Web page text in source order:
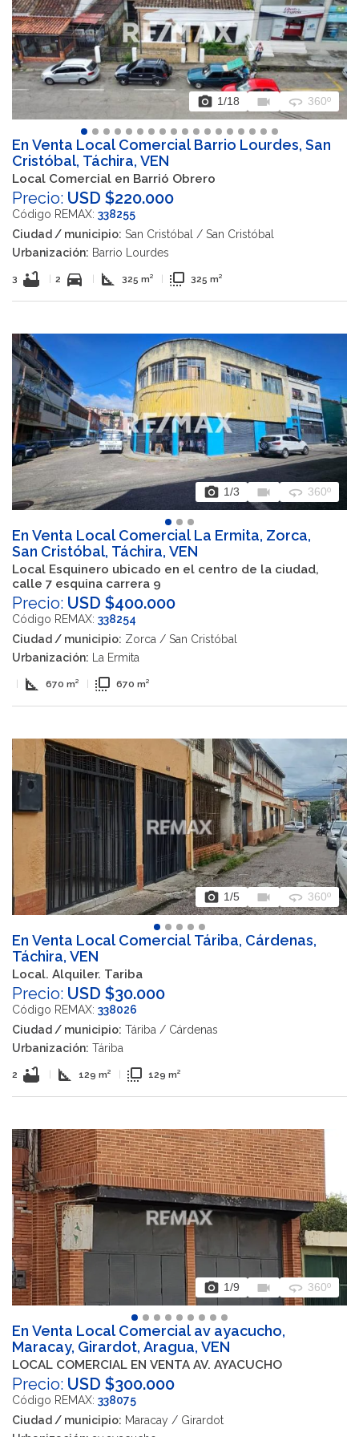
photo_camera 1/18 videocam 360 360º
En Venta Local Comercial Barrio Lourdes, San
Cristóbal, Táchira, VEN
Local Comercial en Barrió Obrero
Precio: USD $220.000
Código REMAX: 338255
Ciudad / municipio: San Cristóbal / San Cristóbal
Urbanización: Barrio Lourdes
3 bathtub 2 directions_car square_foot 325 m² flip_to_front 325 m²
photo_camera 1/3 videocam 360 360º
En Venta Local Comercial La Ermita, Zorca,
San Cristóbal, Táchira, VEN
Local Esquinero ubicado en el centro de la ciudad,
calle 7 esquina carrera 9
Precio: USD $400.000
Código REMAX: 338254
Ciudad / municipio: Zorca / San Cristóbal
Urbanización: La Ermita
square_foot 670 m² flip_to_front 670 m²
photo_camera 1/5 videocam 360 360º
En Venta Local Comercial Táriba, Cárdenas,
Táchira, VEN
Local. Alquiler. Tariba
Precio: USD $30.000
Código REMAX: 338026
Ciudad / municipio: Táriba / Cárdenas
Urbanización: Táriba
2 bathtub square_foot 129 m² flip_to_front 129 m²
photo_camera 1/9 videocam 360 360º
En Venta Local Comercial av ayacucho,
Maracay, Girardot, Aragua, VEN
LOCAL COMERCIAL EN VENTA AV. AYACUCHO
Precio: USD $300.000
Código REMAX: 338075
Ciudad / municipio: Maracay / Girardot